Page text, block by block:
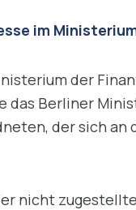
im
der
Berliner
der sich
nicht